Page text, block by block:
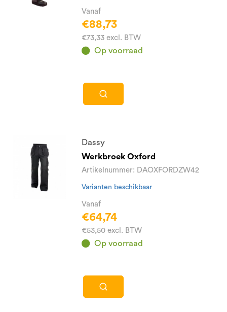
Vanaf
€88,73
€73,33 excl. BTW
Op voorraad
Dassy
Werkbroek Oxford
Artikelnummer: DAOXFORDZW42
Varianten beschikbaar
Vanaf
€64,74
€53,50 excl. BTW
Op voorraad